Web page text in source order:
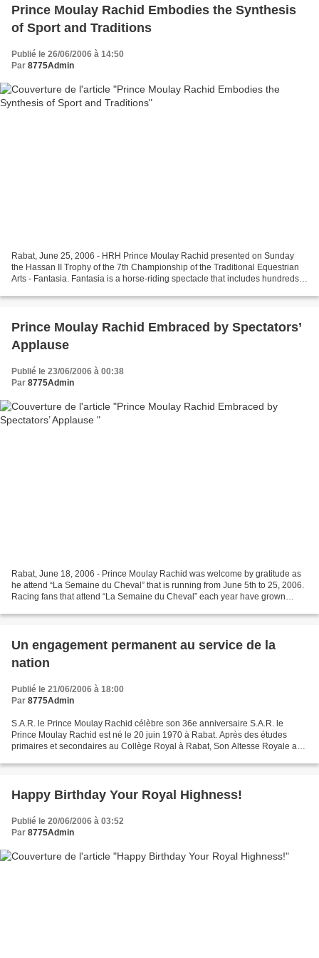
Prince Moulay Rachid Embodies the Synthesis
of Sport and Traditions
Publié le 26/06/2006 à 14:50
Par 8775Admin
Rabat, June 25, 2006 - HRH Prince Moulay Rachid presented on Sunday
the Hassan II Trophy of the 7th Championship of the Traditional Equestrian
Arts - Fantasia. Fantasia is a horse-riding spectacle that includes hundreds
Prince Moulay Rachid Embraced by Spectators’
Applause
Publié le 23/06/2006 à 00:38
Par 8775Admin
Rabat, June 18, 2006 - Prince Moulay Rachid was welcome by gratitude as
he attend “La Semaine du Cheval” that is running from June 5th to 25, 2006.
Racing fans that attend “La Semaine du Cheval” each year have grown
Un engagement permanent au service de la
nation
Publié le 21/06/2006 à 18:00
Par 8775Admin
S.A.R. le Prince Moulay Rachid célèbre son 36e anniversaire S.A.R. le
Prince Moulay Rachid est né le 20 juin 1970 à Rabat. Après des études
primaires et secondaires au Collège Royal à Rabat, Son Altesse Royale a
Happy Birthday Your Royal Highness!
Publié le 20/06/2006 à 03:52
Par 8775Admin